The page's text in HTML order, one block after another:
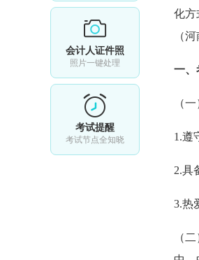
会计人证件照
照片一键处理
考试提醒
考试节点全知晓
化方
（
一、
（
1.遵
2.具
3.热
（